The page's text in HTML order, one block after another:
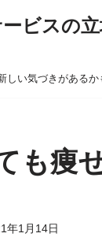
ビスの
しい気づきがあるか
も痩
年1月14日